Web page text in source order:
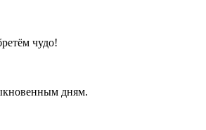
чудо!
дням.